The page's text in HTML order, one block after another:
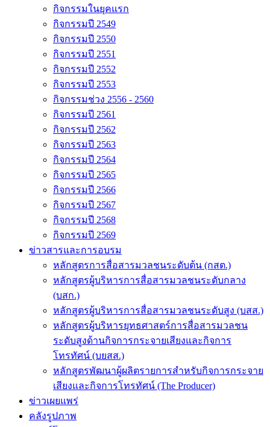
กิจกรรมในยุคแรก
กิจกรรมปี 2549
กิจกรรมปี 2550
กิจกรรมปี 2551
กิจกรรมปี 2552
กิจกรรมปี 2553
กิจกรรมช่วง 2556 - 2560
กิจกรรมปี 2561
กิจกรรมปี 2562
กิจกรรมปี 2563
กิจกรรมปี 2564
กิจกรรมปี 2565
กิจกรรมปี 2566
กิจกรรมปี 2567
กิจกรรมปี 2568
กิจกรรมปี 2569
ข่าวสารและการอบรม
หลักสูตรการสื่อสารมวลชนระดับต้น (กสต.)
หลักสูตรผู้บริหารการสื่อสารมวลชนระดับกลาง
(บสก.)
หลักสูตรผู้บริหารการสื่อสารมวลชนระดับสูง (บสส.)
หลักสูตรผู้บริหารยุทธศาสตร์การสื่อสารมวลชน
ระดับสูงด้านกิจการกระจายเสียงและกิจการ
โทรทัศน์ (บยสส.)
หลักสูตรพัฒนาผู้ผลิตรายการสำหรับกิจการกระจาย
เสียงและกิจการโทรทัศน์ (The Producer)
ข่าวเผยแพร่
คลังรูปภาพ